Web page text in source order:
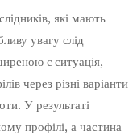
які мають
увагу слід
є ситуація,
через різні варіанти
У результаті
профілі, а частина